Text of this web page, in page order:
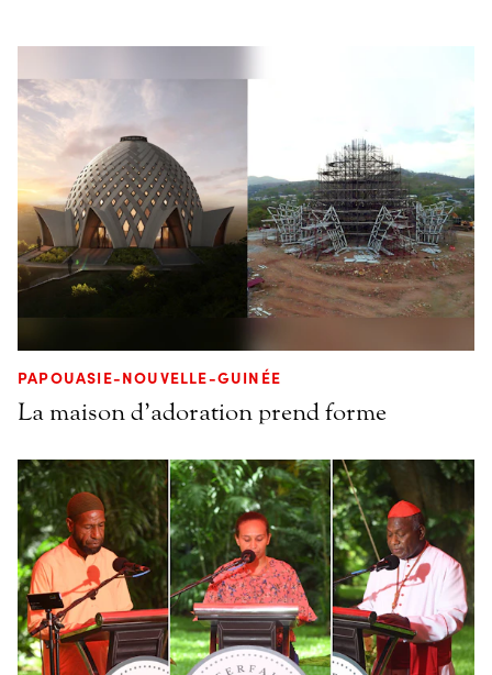
PAPOUASIE-NOUVELLE-GUINÉE
La maison d’adoration prend forme